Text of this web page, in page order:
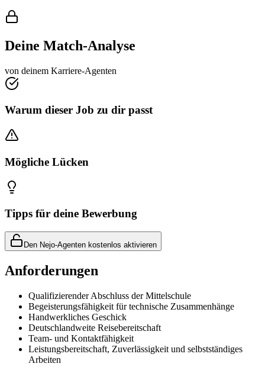
Deine Match-Analyse
von deinem Karriere-Agenten
Warum dieser Job zu dir passt
Mögliche Lücken
Tipps für deine Bewerbung
Den Nejo-Agenten kostenlos aktivieren
Anforderungen
Qualifizierender Abschluss der Mittelschule
Begeisterungsfähigkeit für technische Zusammenhänge
Handwerkliches Geschick
Deutschlandweite Reisebereitschaft
Team- und Kontaktfähigkeit
Leistungsbereitschaft, Zuverlässigkeit und selbstständiges
Arbeiten